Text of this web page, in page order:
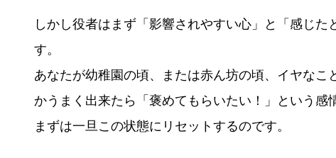
しかし役者はまず「影響されやすい心」と「感じ
す。
あなたが幼稚園の頃、または赤ん坊の頃、イヤな
かうまく出来たら「褒めてもらいたい！」という感
まずは一旦この状態にリセットするのです。